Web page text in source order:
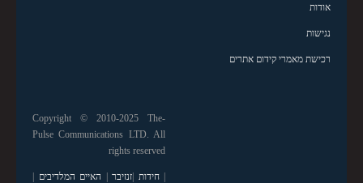
אודות
נגישות
רכישת מאמרי קידום אתרים
Copyright © 2010-2025 The-
Pulse Communications LTD. All
rights reserved
|חידות זנזיבר האיים המלדיבים